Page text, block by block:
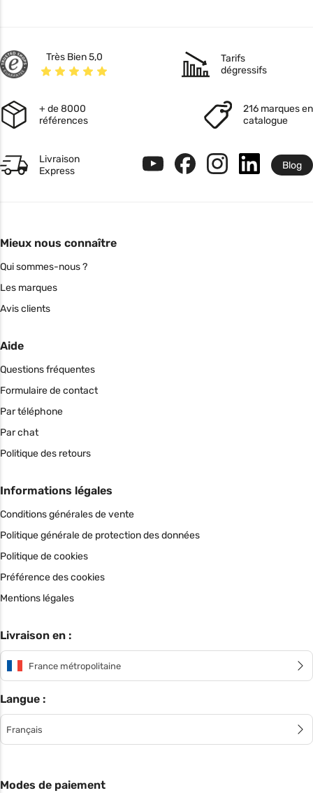
Très Bien 5,0
Tarifs
dégressifs
+ de 8000
références
216 marques en
catalogue
Livraison
Express
Blog
Mieux nous connaître
Qui sommes-nous ?
Les marques
Avis clients
Aide
Questions fréquentes
Formulaire de contact
Par téléphone
Par chat
Politique des retours
Informations légales
Conditions générales de vente
Politique générale de protection des données
Politique de cookies
Préférence des cookies
Mentions légales
Livraison en :
France métropolitaine
Langue :
Français
Modes de paiement